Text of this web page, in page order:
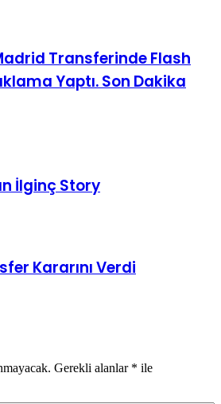
Transferinde Flash
Yaptı. Son Dakika
İlginç Story
Kararını Verdi
Gerekli alanlar * ile